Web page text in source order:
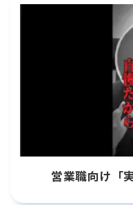
営業職向け「